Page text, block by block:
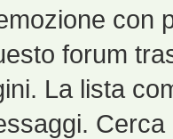
forum
La lista